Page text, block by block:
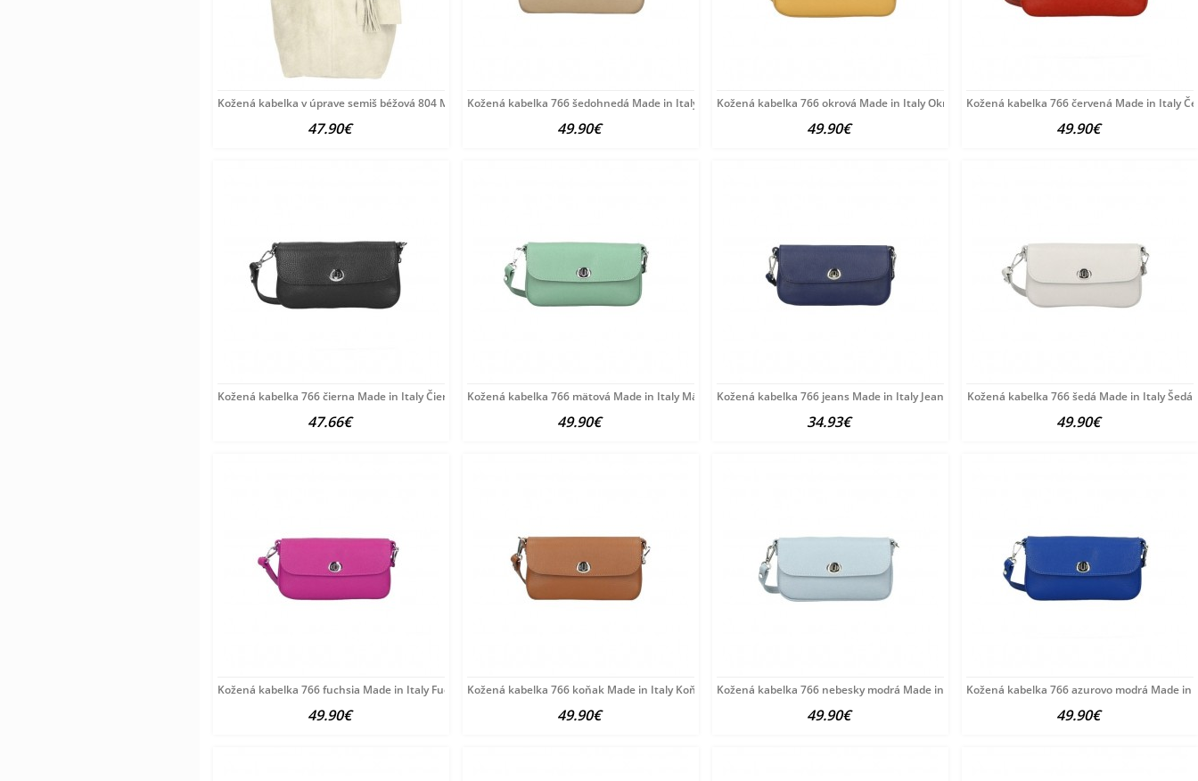
Kožená kabelka v úprave semiš béžová 804 Made in
47.90€
Kožená kabelka 766 šedohnedá Made in Italy Šedohnedá
49.90€
Kožená kabelka 766 okrová Made in Italy Okrová
49.90€
Kožená kabelka 766 červená Made in Italy
49.90€
Kožená kabelka 766 čierna Made in Italy Čierna
47.66€
Kožená kabelka 766 mätová Made in Italy Mäta
49.90€
Kožená kabelka 766 jeans Made in Italy Jeans
34.93€
Kožená kabelka 766 šedá Made in Italy Šedá
49.90€
Kožená kabelka 766 fuchsia Made in Italy Fuchsia
49.90€
Kožená kabelka 766 koňak Made in Italy Koňak
49.90€
Kožená kabelka 766 nebesky modrá Made in Italy Nebesky
49.90€
Kožená kabelka 766 azurovo modrá Made in
49.90€